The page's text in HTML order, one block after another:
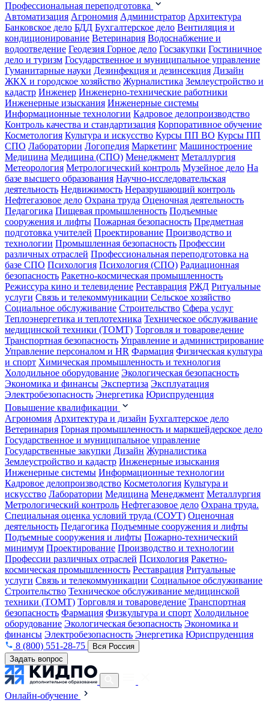
Профессиональная переподготовка
Автоматизация Агрономия Администратор Архитектура
Банковское дело БДД Бухгалтерское дело Вентиляция и
кондиционирование Ветеринария Водоснабжение и
водоотведение Геодезия Горное дело Госзакупки Гостиничное
дело и туризм Государственное и муниципальное управление
Гуманитарные науки Дезинфекция и дезинсекция Дизайн
ЖКХ и городское хозяйство Журналистика Землеустройство и
кадастр Инженер Инженерно-технические работники
Инженерные изыскания Инженерные системы
Информационные технологии Кадровое делопроизводство
Контроль качества и стандартизация Корпоративное обучение
Косметология Культура и искусство Курсы ПП ВО Курсы ПП
СПО Лаборатории Логопедия Маркетинг Машиностроение
Медицина Медицина (СПО) Менеджмент Металлургия
Метеорология Метрологический контроль Музейное дело На
базе высшего образования Научно-исследовательская
деятельность Недвижимость Неразрушающий контроль
Нефтегазовое дело Охрана труда Оценочная деятельность
Педагогика Пищевая промышленность Подъемные
сооружения и лифты Пожарная безопасность Предметная
подготовка учителей Проектирование Производство и
технологии Промышленная безопасность Профессии
различных отраслей Профессиональная переподготовка на
базе СПО Психология Психология (СПО) Радиационная
безопасность Ракетно-космическая промышленность
Режиссура кино и телевидение Реставрация РЖД Ритуальные
услуги Связь и телекоммуникации Сельское хозяйство
Социальное обслуживание Строительство Сфера услуг
Теплоэнергетика и теплотехника Техническое обслуживание
медицинской техники (ТОМТ) Торговля и товароведение
Транспортная безопасность Управление и администрирование
Управление персоналом и HR Фармация Физическая культура
и спорт Химическая промышленность и технология
Холодильное оборудование Экологическая безопасность
Экономика и финансы Экспертиза Эксплуатация
Электробезопасность Энергетика Юриспруденция
Повышение квалификации
Агрономия Архитектура и дизайн Бухгалтерское дело
Ветеринария Горная промышленность и маркшейдерское дело
Государственное и муниципальное управление
Государственные закупки Дизайн Журналистика
Землеустройство и кадастр Инженерные изыскания
Инженерные системы Информационные технологии
Кадровое делопроизводство Косметология Культура и
искусство Лаборатории Медицина Менеджмент Металлургия
Метрологический контроль Нефтегазовое дело Охрана труда.
Специальная оценка условий труда (СОУТ) Оценочная
деятельность Педагогика Подъемные сооружения и лифты
Подъемные сооружения и лифты Пожарно-технический
минимум Проектирование Производство и технологии
Профессии различных отраслей Психология Ракетно-
космическая промышленность Реставрация Ритуальные
услуги Связь и телекоммуникации Социальное обслуживание
Строительство Техническое обслуживание медицинской
техники (ТОМТ) Торговля и товароведение Транспортная
безопасность Фармация Физкультура и спорт Холодильное
оборудование Экологическая безопасность Экономика и
финансы Электробезопасность Энергетика Юриспруденция
8 (800) 551-28-75
Вся Россия
Задать вопрос
Онлайн-обучение